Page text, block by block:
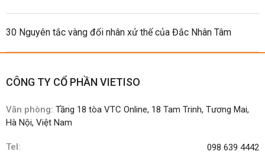
30 Nguyên tắc vàng đối nhân xử thế của Đắc Nhân Tâm
CÔNG TY CỔ PHẦN VIETISO
Văn phòng: Tầng 18 tòa VTC Online, 18 Tam Trinh, Tương Mai,
Hà Nội, Việt Nam
Tel: 098 639 4442